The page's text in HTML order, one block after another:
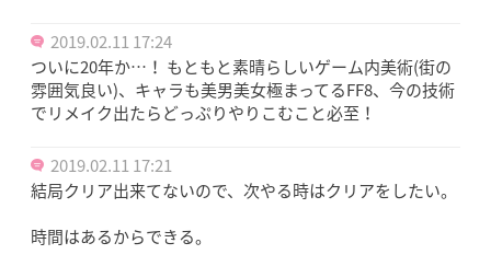
2019.02.11 17:24
ついに20年か…！ もともと素晴らしいゲーム内美術(街の
雰囲気良い)、キャラも美男美女極まってるFF8、今の技術
でリメイク出たらどっぷりやりこむこと必至！
2019.02.11 17:21
結局クリア出来てないので、次やる時はクリアをしたい。
時間はあるからできる。